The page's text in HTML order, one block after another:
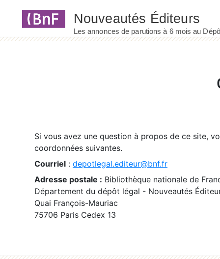
Si vous avez une question à propos de ce site,
coordonnées suivantes.
Courriel : depotlegal.editeur@bnf.fr
Adresse postale : Bibliothèque nationale de
Département du dépôt légal - Nouveautés
Quai François-Mauriac
75706 Paris Cedex 13